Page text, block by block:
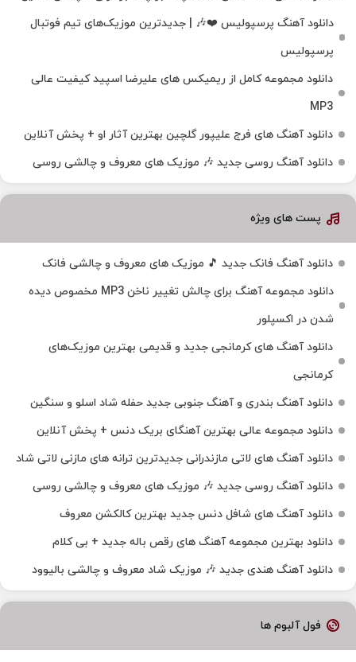
دانلود آهنگ پرسپولیس ❤️🎶 | جدیدترین موزیک‌های تیم فوتبال
پرسپولیس
دانلود مجموعه کامل از ریمیکس های علیرضا اسپید کیفیت عالی
MP3
دانلود آهنگ های فرج علیپور گلچین بهترین آثار او + پخش آنلاین
دانلود آهنگ روسی جدید 🎶 موزیک‌ های معروف و چالشی روسی
پست های ویژه
دانلود آهنگ فانک جدید 🎵 موزیک‌ های معروف و چالشی فانک
دانلود مجموعه آهنگ برای چالش تغییر ناخن MP3 مخصوص دیده
شدن در اکسپلور
دانلود آهنگ‌ های کرمانجی جدید و قدیمی بهترین موزیک‌های
کرمانجی
دانلود آهنگ بندری و آهنگ جنوبی جدید حفله شاد اسلو و سنگین
دانلود مجموعه عالی بهترین آهنگای بریک دنس + پخش آنلاین
دانلود آهنگ‌ های لاتی مازندرانی جدیدترین ترانه های مازنی لاتی شاد
دانلود آهنگ روسی جدید 🎶 موزیک‌ های معروف و چالشی روسی
دانلود آهنگ های شافل دنس جدید بهترین کالکشن معروف
دانلود بهترین مجموعه آهنگ های رقص باله جدید + بی کلام
دانلود آهنگ هندی جدید 🎶 موزیک شاد معروف و چالشی بالیوود
فول آلبوم ها